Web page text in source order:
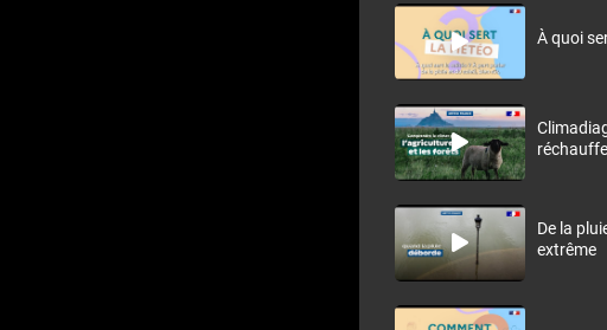
À quoi
De la
extrême